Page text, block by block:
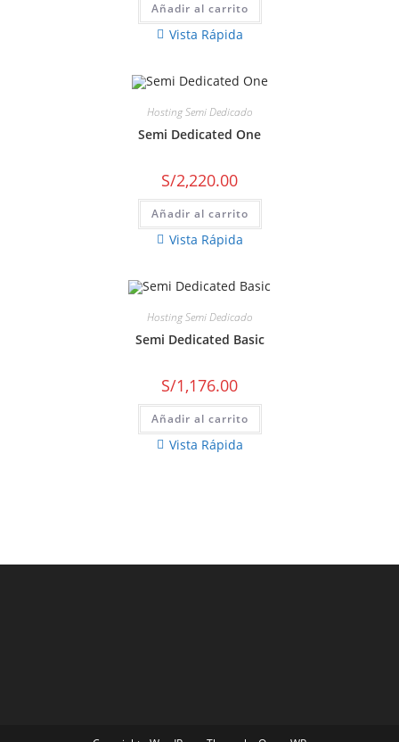
Añadir al carrito
Vista Rápida
Hosting Semi Dedicado
Semi Dedicated One
S/2,220.00
Añadir al carrito
Vista Rápida
Hosting Semi Dedicado
Semi Dedicated Basic
S/1,176.00
Añadir al carrito
Vista Rápida